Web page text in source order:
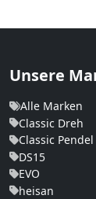
Unsere
Alle Marken
Classic Dreh
Classic Pendel
DS15
EVO
heisan